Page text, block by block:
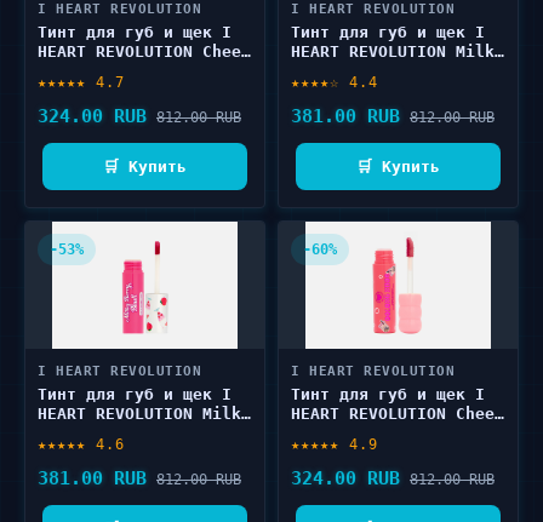
I HEART REVOLUTION
Тинт для губ и щек I
HEART REVOLUTION Cheek
★★★★★ 4.7
324.00 RUB 812.00 RUB
🛒 Купить
I HEART REVOLUTION
Тинт для губ и щек I
HEART REVOLUTION Milky
Cheek Tint 3 мл
★★★★☆ 4.4
381.00 RUB 812.00 RUB
🛒 Купить
-53%
I HEART REVOLUTION
Тинт для губ и щек I
HEART REVOLUTION Milky
Cheek Tint 3 мл
★★★★★ 4.6
381.00 RUB 812.00 RUB
-60%
I HEART REVOLUTION
Тинт для губ и щек I
HEART REVOLUTION Cheek
★★★★★ 4.9
324.00 RUB 812.00 RUB